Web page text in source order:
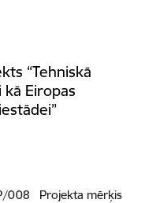
“Tehniskā
kā Eiropas
008 Projekta mērķis